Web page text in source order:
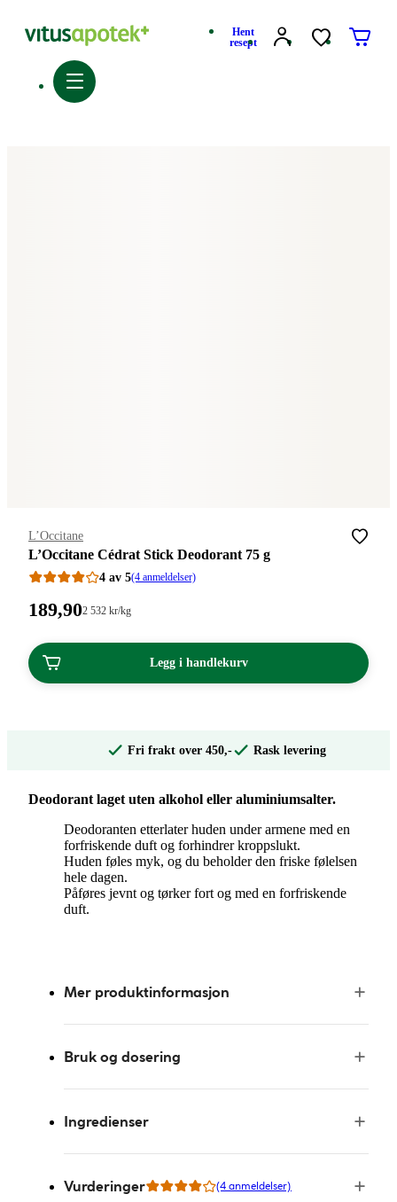
Hent
resept
Merke:
L’Occitane
L’Occitane Cédrat Stick Deodorant 75 g
4 av 5(4 anmeldelser)
Pris:
kroner.
189,90Stykkpris:
532,00/kg
2 532 kr/kg
Legg i handlekurv
Fri frakt over 450,- Rask levering
Deodorant laget uten alkohol eller aluminiumsalter.
Deodoranten etterlater huden under armene med en
forfriskende duft og forhindrer kroppslukt.
Huden føles myk, og du beholder den friske følelsen
hele dagen.
Påføres jevnt og tørker fort og med en forfriskende
duft.
Mer produktinformasjon
Bruk og dosering
Ingredienser
Vurderinger (4 anmeldelser)